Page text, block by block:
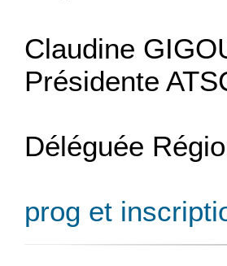
Claudine
Présidente
Déléguée
prog et